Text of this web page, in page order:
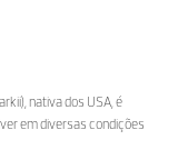
nativa dos USA, é
em diversas condições